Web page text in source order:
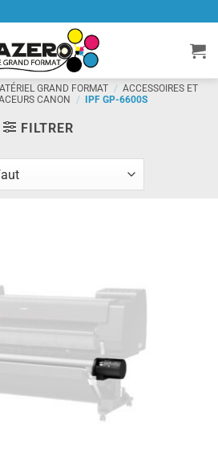
GRAND FORMAT / ACCESSOIRES ET
CANON / IPF GP-6600S
FILTRER